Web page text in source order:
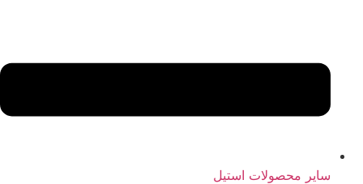
سایر محصولات استیل